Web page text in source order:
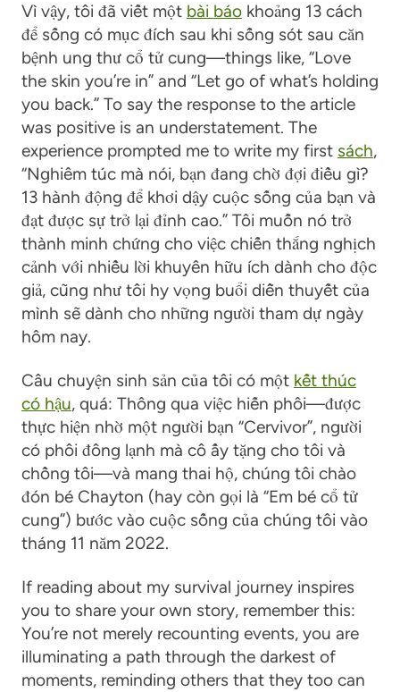
Vì vậy, tôi đã viết một bài báokhoảng 13 cách
để sống có mục đích sau khi sống sót sau căn
bệnh ung thư cổ tử cung—things like, “Love
the skin you’re in” and “Let go of what’s holding
you back.” To say the response to the article
was positive is an understatement. The
experience prompted me to write my first sách,
“Nghiêm túc mà nói, bạn đang chờ đợi điều gì?
13 hành động để khơi dậy cuộc sống của bạn và
đạt được sự trở lại đỉnh cao.” Tôi muốn nó trở
thành minh chứng cho việc chiến thắng nghịch
cảnh với nhiều lời khuyên hữu ích dành cho độc
giả, cũng như tôi hy vọng buổi diễn thuyết của
mình sẽ dành cho những người tham dự ngày
hôm nay.
Câu chuyện sinh sản của tôi có một kết thúc
có hậu, quá: Thông qua việc hiến phôi—được
thực hiện nhờ một người bạn “Cervivor”, người
có phôi đông lạnh mà cô ấy tặng cho tôi và
chồng tôi—và mang thai hộ, chúng tôi chào
đón bé Chayton (hay còn gọi là “Em bé cổ tử
cung”) bước vào cuộc sống của chúng tôi vào
tháng 11 năm 2022.
If reading about my survival journey inspires
you to share your own story, remember this:
You’re not merely recounting events, you are
illuminating a path through the darkest of
moments, reminding others that they too can